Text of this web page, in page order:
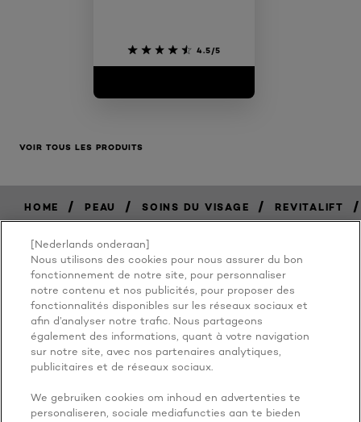
4.5/5
VOIR TOUS LES PRODUITS
HOME / PEAU / SOINS DU VISAGE / REVITALIFT /
BECAUSE
YOU'RE
WORTH IT
[Nederlands onderaan]
Nous utilisons des cookies pour nous assurer du bon
fonctionnement de notre site, pour personnaliser
notre contenu et nos publicités, pour proposer des
fonctionnalités disponibles sur les réseaux sociaux et
afin d’analyser notre trafic. Nous partageons
également des informations, quant à votre navigation
sur notre site, avec nos partenaires analytiques,
publicitaires et de réseaux sociaux.
We gebruiken cookies om inhoud en advertenties te
personaliseren, sociale mediafuncties aan te bieden